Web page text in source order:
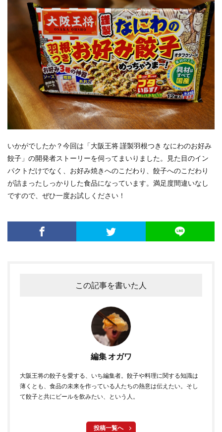
いかがでしたか？今回は「大阪王将 謹製羽根つき なにわのお好み
餃子」の開発者ストーリーを伺ってまいりました。見た目のイン
パクトだけでなく、お好み焼きへのこだわり、餃子へのこだわり
が詰まったしっかりした食品になっています。満足度間違いなし
ですので、ぜひ一度お試しください！
この記事を書いた人
編集 オガワ
大阪王将の餃子を愛する、いち編集者。餃子や料理に関する知識は
薄くとも、食品の未来を作っている人たちの熱意は伝えたい。そし
て餃子と共にビールを飲みたい、という人。
投稿一覧へ